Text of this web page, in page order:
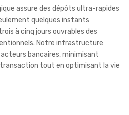
assure des dépôts ultra-rapides
quelques instants
à cinq jours ouvrables des
Notre infrastructure
bancaires, minimisant
tout en optimisant la vie